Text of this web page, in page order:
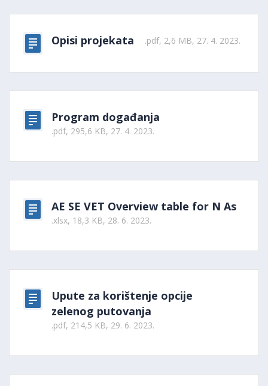
Opisi projekata .pdf, 2,6 MB, 27. 4. 2023.
Program događanja
.pdf, 295,6 KB, 27. 4. 2023.
AE SE VET Overview table for N As
.xlsx, 18,3 KB, 28. 6. 2023.
Upute za korištenje opcije
zelenog putovanja
.pdf, 214,5 KB, 29. 6. 2023.